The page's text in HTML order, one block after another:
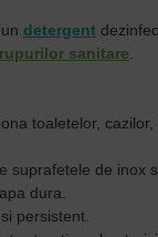
detergent
sanitare
toaletelor,
suprafetele de inox
dura.
persistent.